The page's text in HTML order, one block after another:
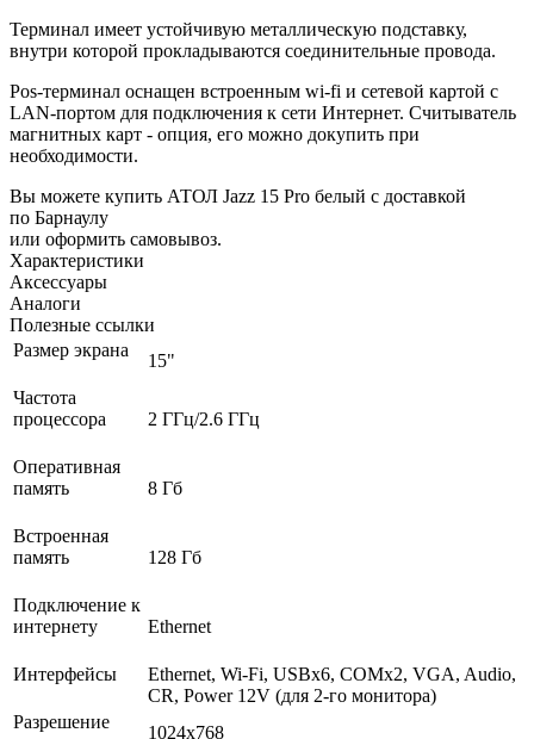
Терминал имеет устойчивую металлическую подставку,
внутри которой прокладываются соединительные провода.
Pos-терминал оснащен встроенным wi-fi и сетевой картой с
LAN-портом для подключения к сети Интернет. Считыватель
магнитных карт - опция, его можно докупить при
необходимости.
Вы можете купить АТОЛ Jazz 15 Pro белый с доставкой
по Барнаулу
или оформить самовывоз.
Характеристики
Аксессуары
Аналоги
Полезные ссылки
Размер экрана
15"
Частота
процессора
2 ГГц/2.6 ГГц
Оперативная
память
8 Гб
Встроенная
память
128 Гб
Подключение к
интернету
Ethernet
Интерфейсы
Ethernet, Wi-Fi, USBх6, COMх2, VGA, Audio,
CR, Power 12V (для 2-го монитора)
Разрешение
1024x768